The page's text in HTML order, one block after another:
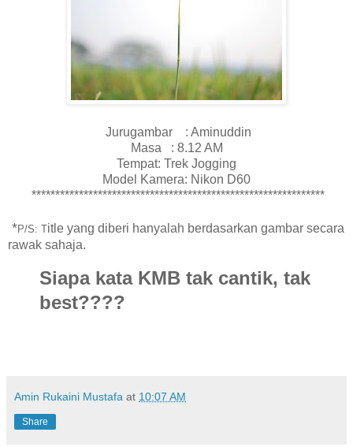
Jurugambar : Aminuddin
Masa : 8.12 AM
Tempat: Trek Jogging
Model Kamera: Nikon D60
**************************************************************
*P/S: Title yang diberi hanyalah berdasarkan gambar secara
rawak sahaja.
Siapa kata KMB tak cantik, tak
best????
Amin Rukaini Mustafa at 10:07 AM
Share